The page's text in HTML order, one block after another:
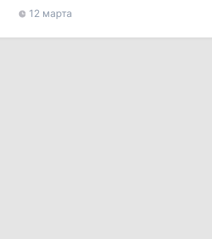
12 марта